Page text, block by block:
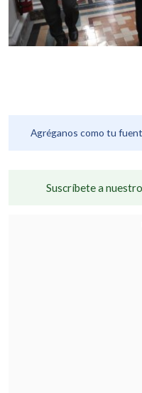
Agréganos como tu
Suscríbete a